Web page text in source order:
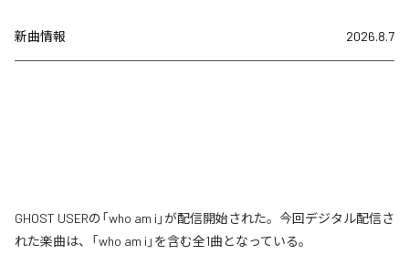
新曲情報 2026.8.7
GHOST USERの「who am i」が配信開始された。今回デジタル配信さ
れた楽曲は、「who am i」を含む全1曲となっている。